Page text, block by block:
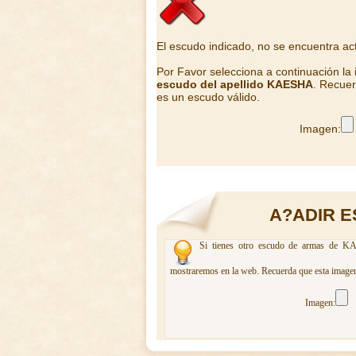
El escudo indicado, no se encuentra
Por Favor selecciona a continuación
escudo del apellido KAESHA.
es un escudo válido.
Imagen:
A?ADIR
Si tienes otro escudo de armas de
mostraremos en la web. Recuerda que esta
Imagen: